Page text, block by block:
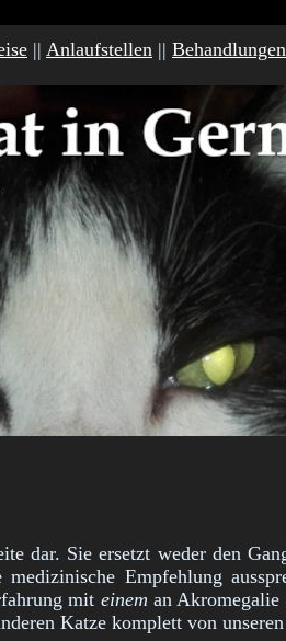
|| Anlaufstellen || Behandlungen
dar. Sie ersetzt weder den
Empfehlung
mit einem an
Katze komplett von